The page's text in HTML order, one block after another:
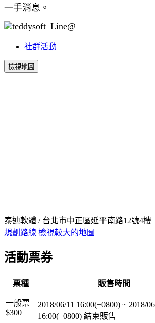
一手消息。
社群活動
檢視地圖
泰迪軟體 / 台北市中正區延平南路12號4樓
規劃路線 檢視較大的地圖
活動票券
票種 販售時間
一般票
$300
2018/06/11 16:00(+0800) ~ 2018/
16:00(+0800) 結束販售